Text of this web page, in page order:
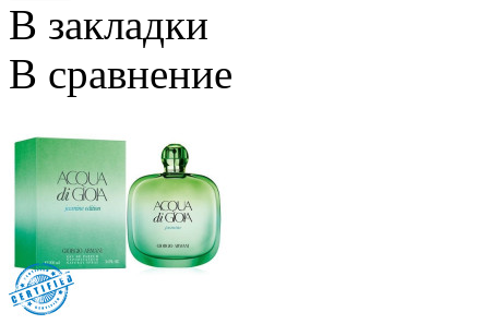
В закладки
В сравнение